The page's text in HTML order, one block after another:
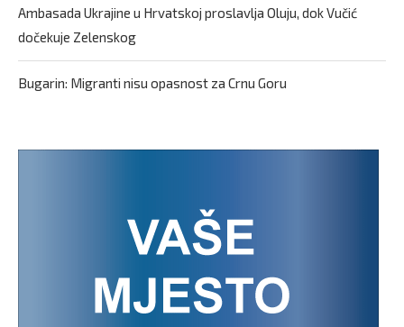
Ambasada Ukrajine u Hrvatskoj proslavlja Oluju, dok Vučić
dočekuje Zelenskog
Bugarin: Migranti nisu opasnost za Crnu Goru